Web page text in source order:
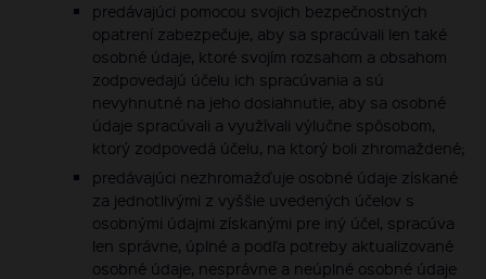
predávajúci pomocou svojich bezpečnostných
opatrení zabezpečuje, aby sa spracúvali len také
osobné údaje, ktoré svojím rozsahom a obsahom
zodpovedajú účelu ich spracúvania a sú
nevyhnutné na jeho dosiahnutie, aby sa osobné
údaje spracúvali a využívali výlučne spôsobom,
ktorý zodpovedá účelu, na ktorý boli zhromaždené;
predávajúci nezhromažďuje osobné údaje získané
za jednotlivými z vyššie uvedených účelov s
osobnými údajmi získanými pre iný účel, spracúva
len správne, úplné a podľa potreby aktualizované
osobné údaje, nesprávne a neúplné osobné údaje